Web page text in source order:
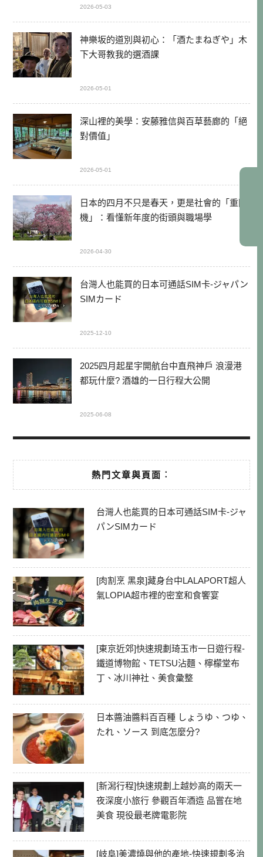
2026-05-03
神樂坂的道別與初心：「酒たまねぎや」木
下大哥教我的選酒課
2026-05-01
深山裡的美學：安藤雅信與百草藝廊的「絕
對價值」
2026-05-01
日本的四月不只是春天，更是社會的「重開
機」：看懂新年度的街頭與職場學
2026-04-30
台灣人也能買的日本可通話SIM卡-ジャパン
SIMカード
2025-12-10
2025四月起星宇開航台中直飛神戶 浪漫港
都玩什麼? 酒雄的一日行程大公開
2025-06-08
熱門文章與頁面︰
台灣人也能買的日本可通話SIM卡-ジャ
パンSIMカード
[肉割烹 黑泉]藏身台中LALAPORT超人
氣LOPIA超市裡的密室和食饗宴
[東京近郊]快速規劃琦玉市一日遊行程-
鐵道博物館、TETSU沾麵、檸檬堂布
丁、冰川神社、美食彙整
日本醬油醬料百百種 しょうゆ、つゆ、
たれ、ソース 到底怎麼分?
[新潟行程]快速規劃上越妙高的兩天一
夜深度小旅行 參觀百年酒造 品嘗在地
美食 現役最老牌電影院
[岐阜]美濃燒與他的產地-快速規劃多治